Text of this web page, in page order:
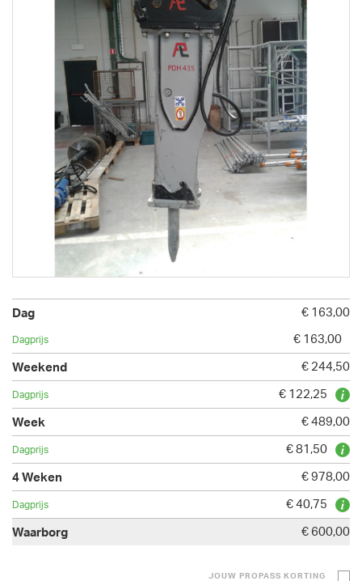
€ 163,00
€ 163,00
€ 244,50
€ 122,25
€ 489,00
€ 81,50
€ 978,00
€ 40,75
€ 600,00
JOUW PROPASS KORTING